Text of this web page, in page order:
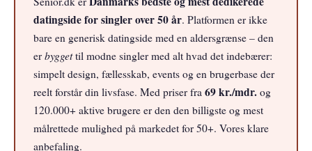
datingside for singler over 50 år. Platformen er ikke
bare en generisk datingside med en aldersgrænse – den
er byggettil modne singler med alt hvad det indebærer:
simpelt design, fællesskab, events og en brugerbase der
reelt forstår din livsfase. Med priser fra 69 kr./mdr. og
120.000+ aktive brugere er den den billigste og mest
målrettede mulighed på markedet for 50+. Vores klare
anbefaling.